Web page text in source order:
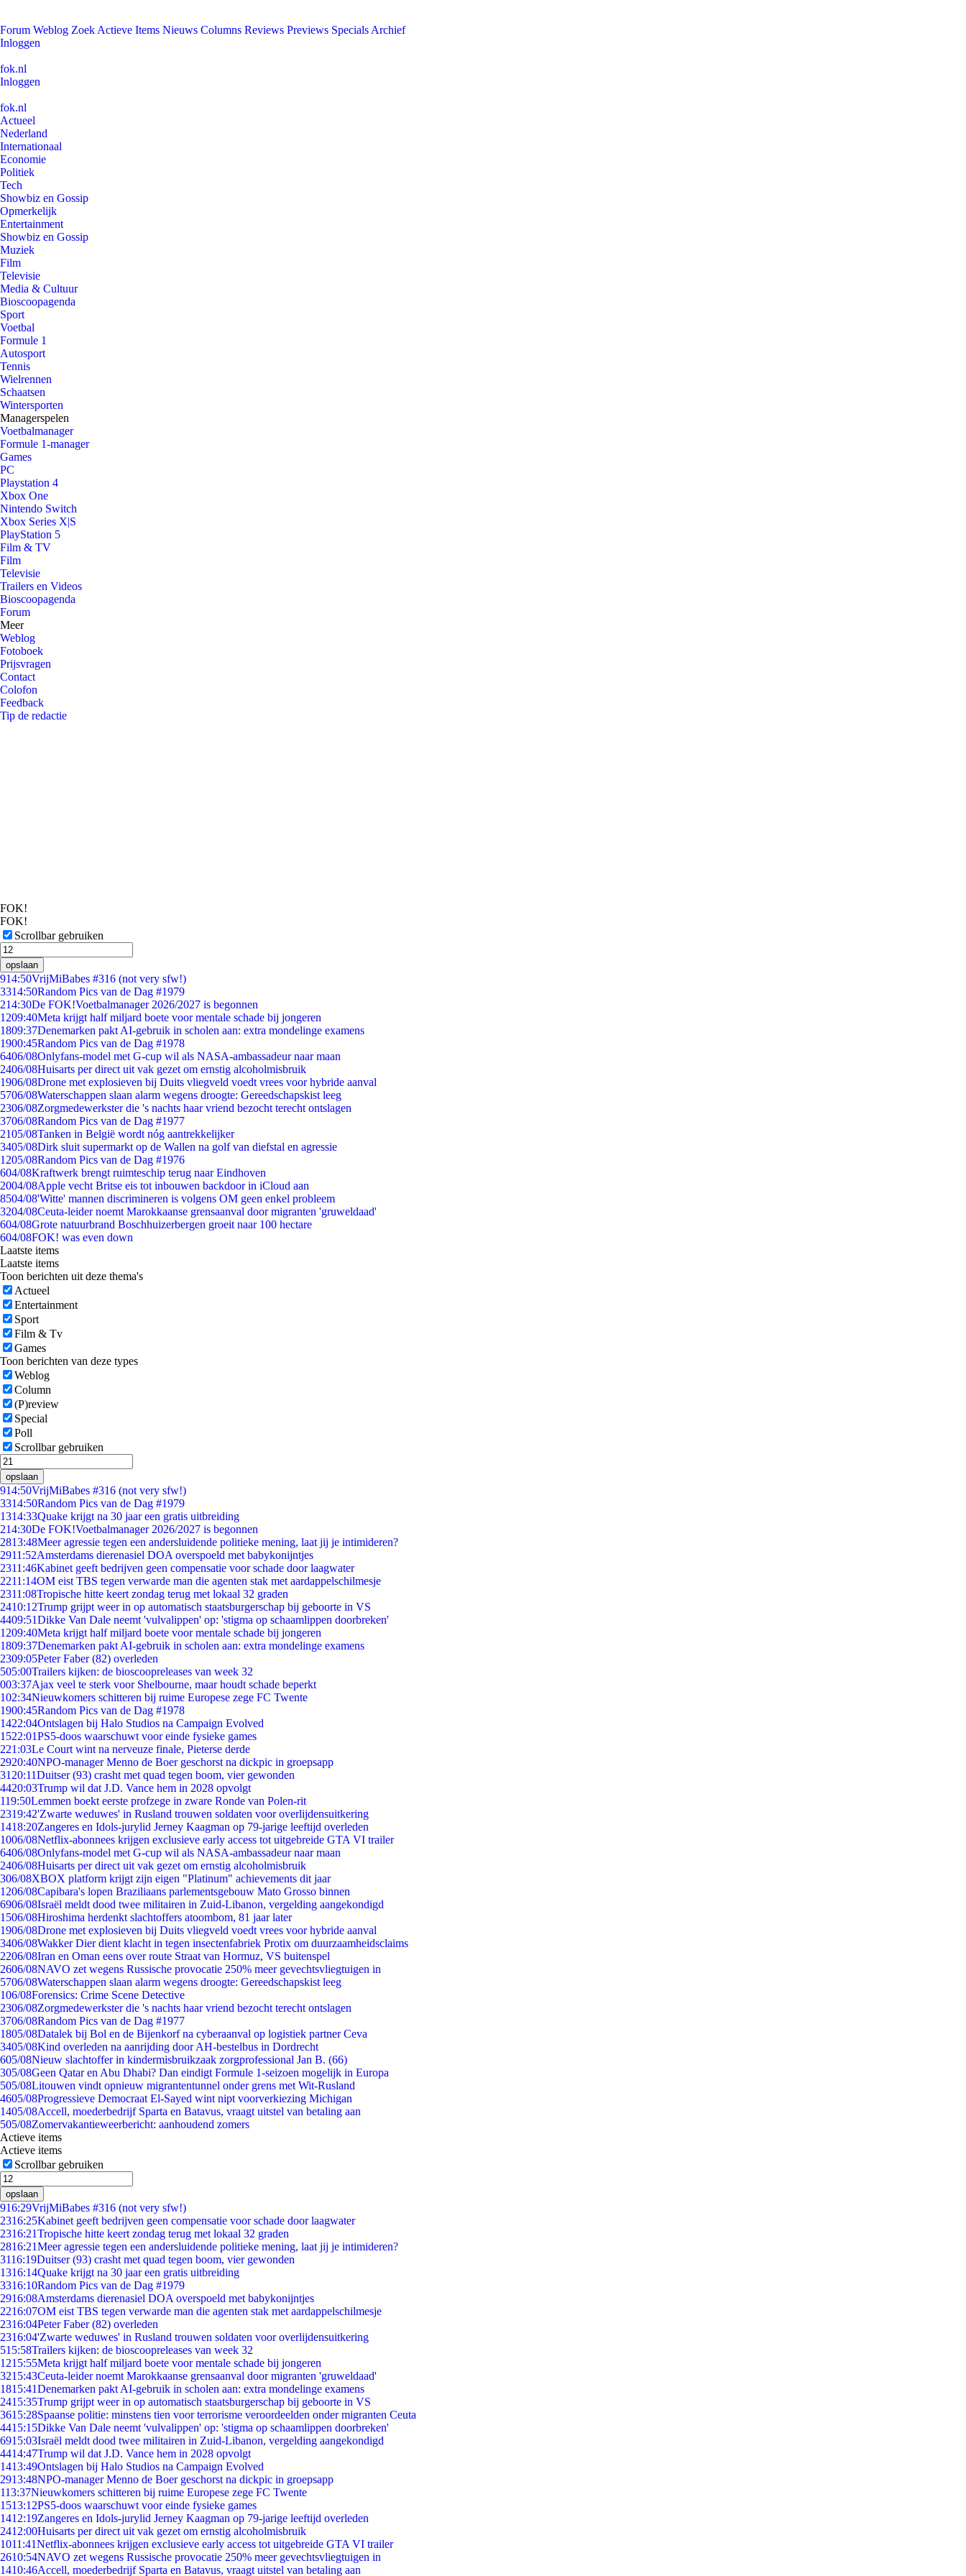
Forum Weblog Zoek Actieve Items Nieuws Columns Reviews Previews Specials Archief
Inloggen
fok.nl
Inloggen
fok.nl
Actueel
Nederland
Internationaal
Economie
Politiek
Tech
Showbiz en Gossip
Opmerkelijk
Entertainment
Showbiz en Gossip
Muziek
Film
Televisie
Media & Cultuur
Bioscoopagenda
Sport
Voetbal
Formule 1
Autosport
Tennis
Wielrennen
Schaatsen
Wintersporten
Managerspelen
Voetbalmanager
Formule 1-manager
Games
PC
Playstation 4
Xbox One
Nintendo Switch
Xbox Series X|S
PlayStation 5
Film & TV
Film
Televisie
Trailers en Videos
Bioscoopagenda
Forum
Meer
Weblog
Fotoboek
Prijsvragen
Contact
Colofon
Feedback
Tip de redactie
FOK!
FOK!
Scrollbar gebruiken
opslaan
914:50VrijMiBabes #316 (not very sfw!)
3314:50Random Pics van de Dag #1979
214:30De FOK!Voetbalmanager 2026/2027 is begonnen
1209:40Meta krijgt half miljard boete voor mentale schade bij jongeren
1809:37Denemarken pakt AI-gebruik in scholen aan: extra mondelinge examens
1900:45Random Pics van de Dag #1978
6406/08Onlyfans-model met G-cup wil als NASA-ambassadeur naar maan
2406/08Huisarts per direct uit vak gezet om ernstig alcoholmisbruik
1906/08Drone met explosieven bij Duits vliegveld voedt vrees voor hybride aanval
5706/08Waterschappen slaan alarm wegens droogte: Gereedschapskist leeg
2306/08Zorgmedewerkster die 's nachts haar vriend bezocht terecht ontslagen
3706/08Random Pics van de Dag #1977
2105/08Tanken in België wordt nóg aantrekkelijker
3405/08Dirk sluit supermarkt op de Wallen na golf van diefstal en agressie
1205/08Random Pics van de Dag #1976
604/08Kraftwerk brengt ruimteschip terug naar Eindhoven
2004/08Apple vecht Britse eis tot inbouwen backdoor in iCloud aan
8504/08'Witte' mannen discrimineren is volgens OM geen enkel probleem
3204/08Ceuta-leider noemt Marokkaanse grensaanval door migranten 'gruweldaad'
604/08Grote natuurbrand Boschhuizerbergen groeit naar 100 hectare
604/08FOK! was even down
Laatste items
Laatste items
Toon berichten uit deze thema's
Actueel
Entertainment
Sport
Film & Tv
Games
Toon berichten van deze types
Weblog
Column
(P)review
Special
Poll
Scrollbar gebruiken
opslaan
914:50VrijMiBabes #316 (not very sfw!)
3314:50Random Pics van de Dag #1979
1314:33Quake krijgt na 30 jaar een gratis uitbreiding
214:30De FOK!Voetbalmanager 2026/2027 is begonnen
2813:48Meer agressie tegen een andersluidende politieke mening, laat jij je intimideren?
2911:52Amsterdams dierenasiel DOA overspoeld met babykonijntjes
2311:46Kabinet geeft bedrijven geen compensatie voor schade door laagwater
2211:14OM eist TBS tegen verwarde man die agenten stak met aardappelschilmesje
2311:08Tropische hitte keert zondag terug met lokaal 32 graden
2410:12Trump grijpt weer in op automatisch staatsburgerschap bij geboorte in VS
4409:51Dikke Van Dale neemt 'vulvalippen' op: 'stigma op schaamlippen doorbreken'
1209:40Meta krijgt half miljard boete voor mentale schade bij jongeren
1809:37Denemarken pakt AI-gebruik in scholen aan: extra mondelinge examens
2309:05Peter Faber (82) overleden
505:00Trailers kijken: de bioscoopreleases van week 32
003:37Ajax veel te sterk voor Shelbourne, maar houdt schade beperkt
102:34Nieuwkomers schitteren bij ruime Europese zege FC Twente
1900:45Random Pics van de Dag #1978
1422:04Ontslagen bij Halo Studios na Campaign Evolved
1522:01PS5-doos waarschuwt voor einde fysieke games
221:03Le Court wint na nerveuze finale, Pieterse derde
2920:40NPO-manager Menno de Boer geschorst na dickpic in groepsapp
31 20:11Duitser (93) crasht met quad tegen boom, vier gewonden
4420:03Trump wil dat J.D. Vance hem in 2028 opvolgt
119:50Lemmen boekt eerste profzege in zware Ronde van Polen-rit
2319:42'Zwarte weduwes' in Rusland trouwen soldaten voor overlijdensuitkering
1418:20Zangeres en Idols-jurylid Jerney Kaagman op 79-jarige leeftijd overleden
1006/08Netflix-abonnees krijgen exclusieve early access tot uitgebreide GTA VI trailer
6406/08Onlyfans-model met G-cup wil als NASA-ambassadeur naar maan
2406/08Huisarts per direct uit vak gezet om ernstig alcoholmisbruik
306/08XBOX platform krijgt zijn eigen "Platinum" achievements dit jaar
1206/08Capibara's lopen Braziliaans parlementsgebouw Mato Grosso binnen
6906/08Israël meldt dood twee militairen in Zuid-Libanon, vergelding aangekondigd
1506/08Hiroshima herdenkt slachtoffers atoombom, 81 jaar later
1906/08Drone met explosieven bij Duits vliegveld voedt vrees voor hybride aanval
3406/08Wakker Dier dient klacht in tegen insectenfabriek Protix om duurzaamheidsclaims
2206/08Iran en Oman eens over route Straat van Hormuz, VS buitenspel
2606/08NAVO zet wegens Russische provocatie 250% meer gevechtsvliegtuigen in
5706/08Waterschappen slaan alarm wegens droogte: Gereedschapskist leeg
106/08Forensics: Crime Scene Detective
2306/08Zorgmedewerkster die 's nachts haar vriend bezocht terecht ontslagen
3706/08Random Pics van de Dag #1977
1805/08Datalek bij Bol en de Bijenkorf na cyberaanval op logistiek partner Ceva
3405/08Kind overleden na aanrijding door AH-bestelbus in Dordrecht
605/08Nieuw slachtoffer in kindermisbruikzaak zorgprofessional Jan B. (66)
305/08Geen Qatar en Abu Dhabi? Dan eindigt Formule 1-seizoen mogelijk in Europa
505/08Litouwen vindt opnieuw migrantentunnel onder grens met Wit-Rusland
4605/08Progressieve Democraat El-Sayed wint nipt voorverkiezing Michigan
1405/08Accell, moederbedrijf Sparta en Batavus, vraagt uitstel van betaling aan
505/08Zomervakantieweerbericht: aanhoudend zomers
Actieve items
Actieve items
Scrollbar gebruiken
opslaan
916:29VrijMiBabes #316 (not very sfw!)
2316:25Kabinet geeft bedrijven geen compensatie voor schade door laagwater
2316:21Tropische hitte keert zondag terug met lokaal 32 graden
2816:21Meer agressie tegen een andersluidende politieke mening, laat jij je intimideren?
3116:19Duitser (93) crasht met quad tegen boom, vier gewonden
1316:14Quake krijgt na 30 jaar een gratis uitbreiding
3316:10Random Pics van de Dag #1979
2916:08Amsterdams dierenasiel DOA overspoeld met babykonijntjes
2216:07OM eist TBS tegen verwarde man die agenten stak met aardappelschilmesje
2316:04Peter Faber (82) overleden
2316:04'Zwarte weduwes' in Rusland trouwen soldaten voor overlijdensuitkering
515:58Trailers kijken: de bioscoopreleases van week 32
1215:55Meta krijgt half miljard boete voor mentale schade bij jongeren
3215:43Ceuta-leider noemt Marokkaanse grensaanval door migranten 'gruweldaad'
1815:41Denemarken pakt AI-gebruik in scholen aan: extra mondelinge examens
2415:35Trump grijpt weer in op automatisch staatsburgerschap bij geboorte in VS
3615:28Spaanse politie: minstens tien voor terrorisme veroordeelden onder migranten Ceuta
4415:15Dikke Van Dale neemt 'vulvalippen' op: 'stigma op schaamlippen doorbreken'
6915:03Israël meldt dood twee militairen in Zuid-Libanon, vergelding aangekondigd
4414:47Trump wil dat J.D. Vance hem in 2028 opvolgt
1413:49Ontslagen bij Halo Studios na Campaign Evolved
2913:48NPO-manager Menno de Boer geschorst na dickpic in groepsapp
113:37Nieuwkomers schitteren bij ruime Europese zege FC Twente
1513:12PS5-doos waarschuwt voor einde fysieke games
1412:19Zangeres en Idols-jurylid Jerney Kaagman op 79-jarige leeftijd overleden
2412:00Huisarts per direct uit vak gezet om ernstig alcoholmisbruik
1011:41Netflix-abonnees krijgen exclusieve early access tot uitgebreide GTA VI trailer
2610:54NAVO zet wegens Russische provocatie 250% meer gevechtsvliegtuigen in
1410:46Accell, moederbedrijf Sparta en Batavus, vraagt uitstel van betaling aan